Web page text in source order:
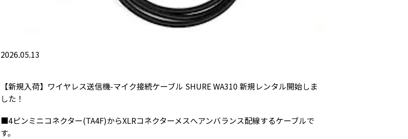
2026.05.13
【新規入荷】ワイヤレス送信機-マイク接続ケーブル SHURE WA310 新規レンタル開始しま
した！
■4ピンミニコネクター(TA4F)からXLRコネクターメスへアンバランス配線するケーブルで
す。